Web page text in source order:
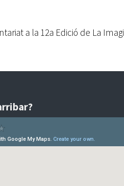
a la 12a Edició de La